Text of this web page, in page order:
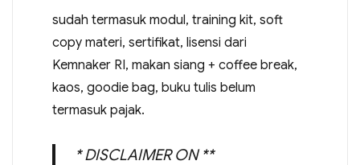
sudah termasuk modul, training kit, soft
copy materi, sertifikat, lisensi dari
Kemnaker RI, makan siang + coffee break,
kaos, goodie bag, buku tulis belum
termasuk pajak.
* DISCLAIMER ON **